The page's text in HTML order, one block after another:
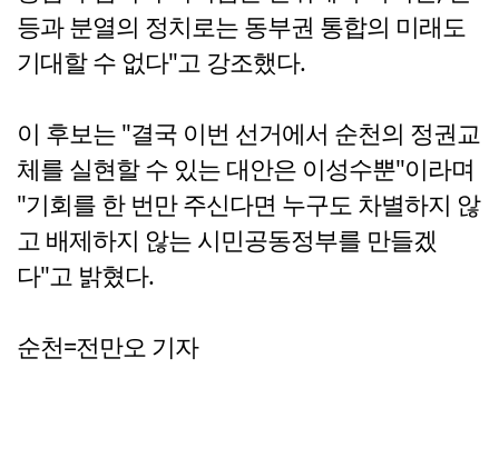
등과 분열의 정치로는 동부권 통합의 미래도
기대할 수 없다"고 강조했다.
이 후보는 "결국 이번 선거에서 순천의 정권교
체를 실현할 수 있는 대안은 이성수뿐"이라며
"기회를 한 번만 주신다면 누구도 차별하지 않
고 배제하지 않는 시민공동정부를 만들겠
다"고 밝혔다.
순천=전만오 기자